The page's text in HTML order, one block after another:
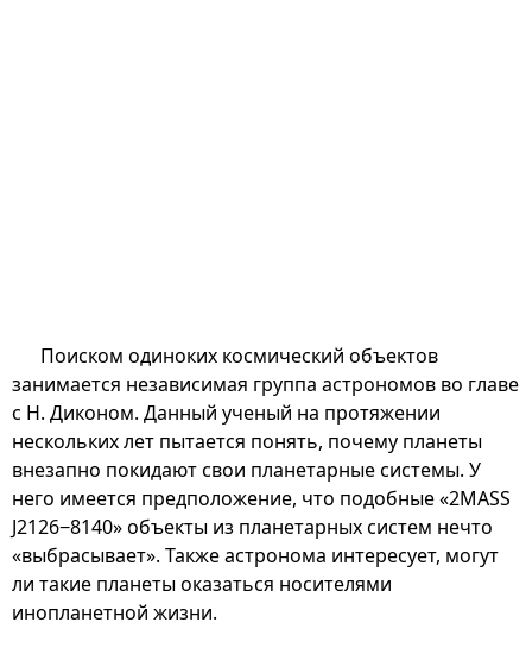
Поиском одиноких космический объектов
занимается независимая группа астрономов во главе
с Н. Диконом. Данный ученый на протяжении
нескольких лет пытается понять, почему планеты
внезапно покидают свои планетарные системы. У
него имеется предположение, что подобные «2MASS
J2126−8140» объекты из планетарных систем нечто
«выбрасывает». Также астронома интересует, могут
ли такие планеты оказаться носителями
инопланетной жизни.